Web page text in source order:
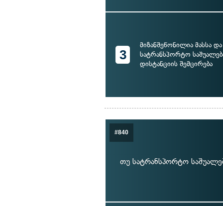
3
მიზანშეწონილია მასსა
სატრანსპორტო
დისტანციის შემცირება
#840
თუ სატრანსპორტო